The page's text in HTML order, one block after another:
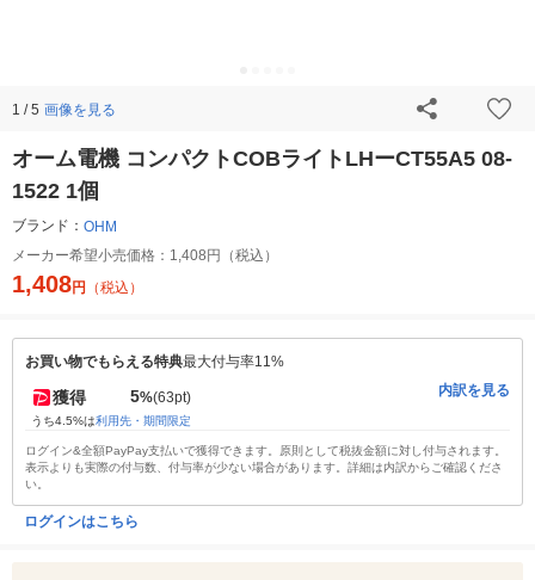
1 / 5 画像を見る
オーム電機 コンパクトCOBライトLHーCT55A5 08-
1522 1個
ブランド： OHM
メーカー希望小売価格： 1,408円（税込）
1,408円 （税込）
お買い物でもらえる特典最大付与率11%
獲得 5%(63pt)
うち4.5%は利用先・期間限定
内訳を見る
ログイン&全額PayPay支払いで獲得できます。原則として税抜金額に対し付与されます。
表示よりも実際の付与数、付与率が少ない場合があります。詳細は内訳からご確認くださ
い。
ログインはこちら